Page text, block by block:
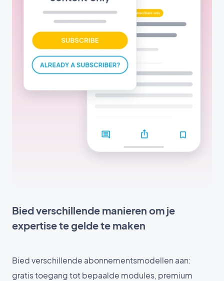
Bied verschillende manieren om je
expertise te gelde te maken
Bied verschillende abonnementsmodellen aan:
gratis toegang tot bepaalde modules, premium